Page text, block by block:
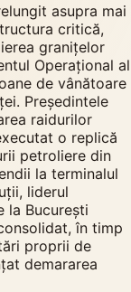
asupra mai
critică,
granițelor
Operațional al
de vânătoare
Președintele
raidurilor
o replică
petroliere din
la terminalul
liderul
la București
în timp
proprii de
demararea